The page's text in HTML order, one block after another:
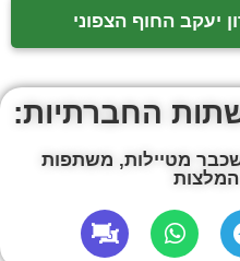
יעקב החוף הצפוני
החברתיות:
מטיילות, משתפות